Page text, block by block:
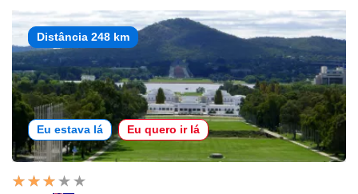
Distância 248 km
Eu estava lá Eu quero ir lá